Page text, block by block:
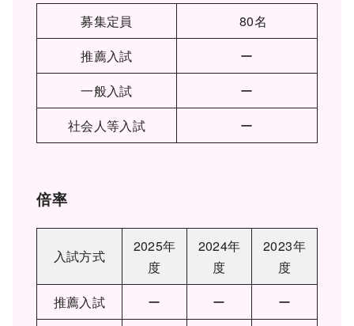
募集定員
80名
推薦入試
ー
一般入試
ー
社会人等入試
ー
倍率
入試方式
2025年
度
2024年
度
2023年
度
推薦入試
ー ー ー